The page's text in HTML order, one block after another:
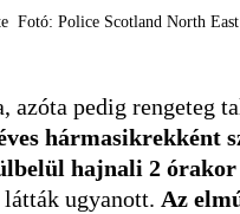
Fotó: Police Scotland North East
azóta pedig rengeteg
hármasikrekként
hajnali 2
ugyanott. Az